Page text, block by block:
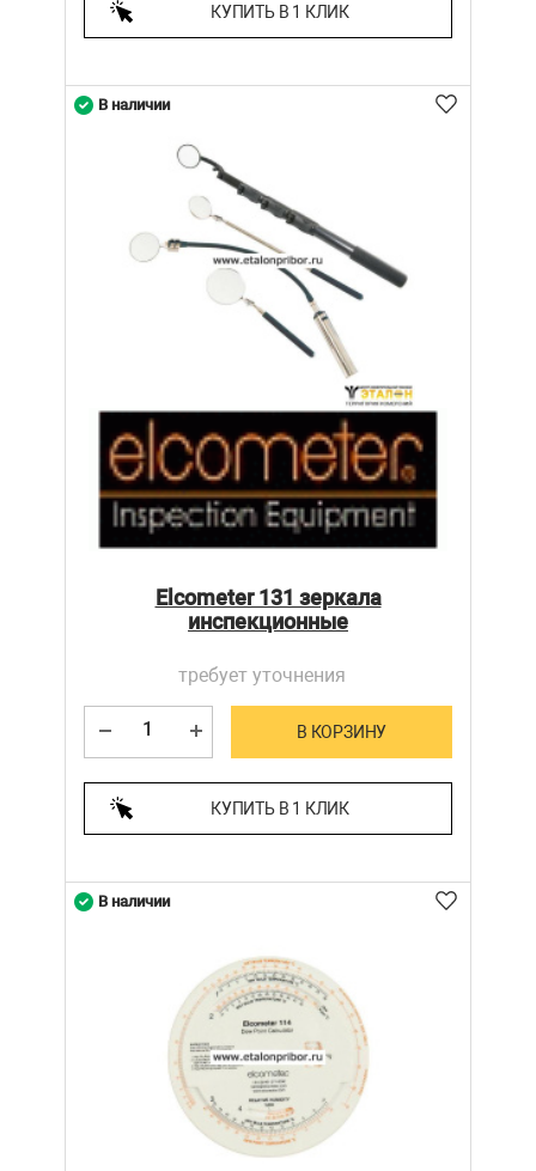
КУПИТЬ В 1 КЛИК
Elcometer 131 зеркала
инспекционные
требует уточнения
В КОРЗИНУ
КУПИТЬ В 1 КЛИК
В наличии
В наличии